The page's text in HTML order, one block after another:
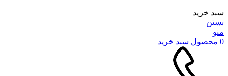
سبد خرید
بستن
منو
0 محصول سبد خرید